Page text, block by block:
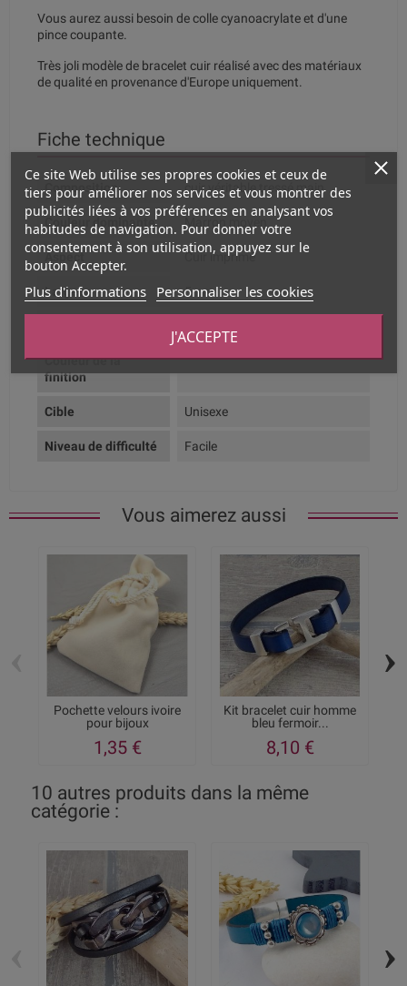
Vous aurez aussi besoin de colle cyanoacrylate et d'une
pince coupante.
Très joli modèle de bracelet cuir réalisé avec des matériaux
de qualité en provenance d'Europe uniquement.
Fiche technique
Composition cuir véritable tressé main
Couleur dominante Marron moyen
Aspect Cuir imprimé
Largeur 5mm
Couleur de la
finition
Cible Unisexe
Niveau de difficulté Facile
Vous aimerez aussi
Pochette velours ivoire
pour bijoux
1,35 €
Kit bracelet cuir homme
bleu fermoir...
8,10 €
›
10 autres produits dans la même
catégorie :
›
Ce site Web utilise ses propres cookies et ceux de
tiers pour améliorer nos services et vous montrer des
publicités liées à vos préférences en analysant vos
habitudes de navigation. Pour donner votre
consentement à son utilisation, appuyez sur le
bouton Accepter.
Plus d'informations Personnaliser les cookies
J'ACCEPTE